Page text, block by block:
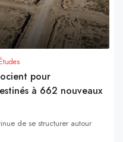
Études
pour
à 662 nouveaux
de se structurer autour